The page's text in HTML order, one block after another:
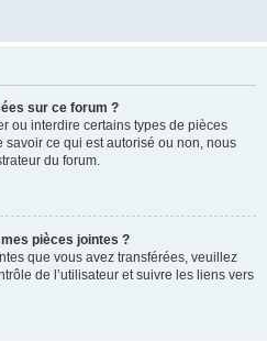
sur ce forum ?
ou interdire certains types de pièces
savoir ce qui est autorisé ou non, nous
du forum.
pièces jointes ?
que vous avez transférées, veuillez
de l’utilisateur et suivre les liens vers